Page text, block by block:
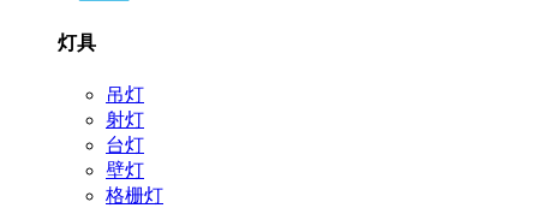
灯具
吊灯
射灯
台灯
壁灯
格栅灯